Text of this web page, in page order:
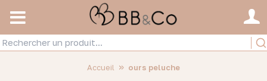
Accueil » ours peluche